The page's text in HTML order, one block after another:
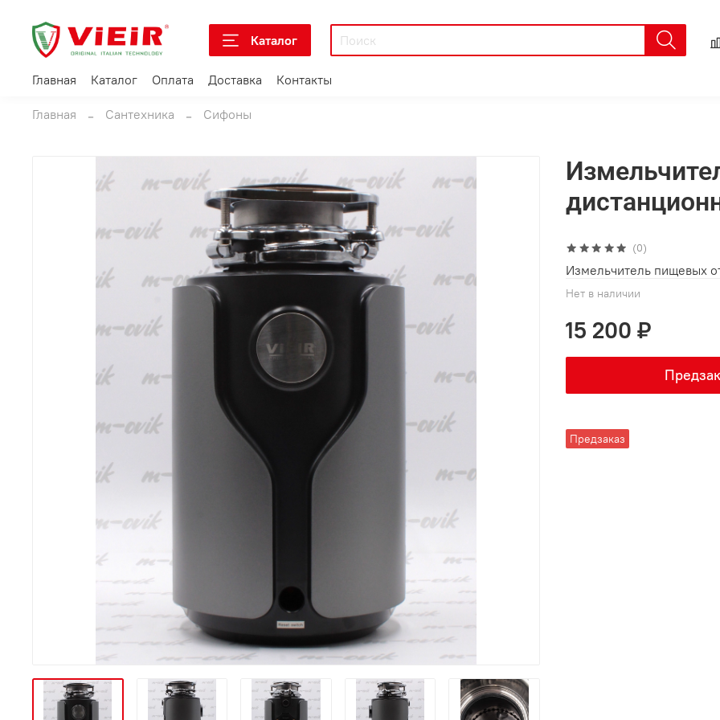
Каталог
Главная Каталог Оплата Доставка Контакты
Главная Сантехника Сифоны
(0)
Нет в наличии
Предзаказ
15 200 ₽
Измельчитель пищевых